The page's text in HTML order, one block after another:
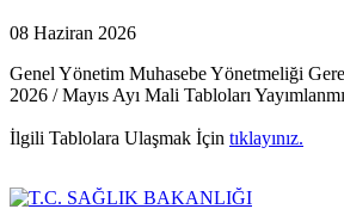
08 Haziran 2026
Genel Yönetim Muhasebe Yönetmeliği
2026 / Mayıs Ayı Mali Tabloları
İlgili Tablolara Ulaşmak İçin tıklayınız.